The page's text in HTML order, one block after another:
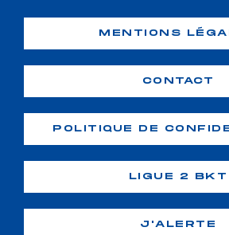
MENTIONS
CONTACT
POLITIQUE DE
LIGUE 2 BKT
J'ALERTE